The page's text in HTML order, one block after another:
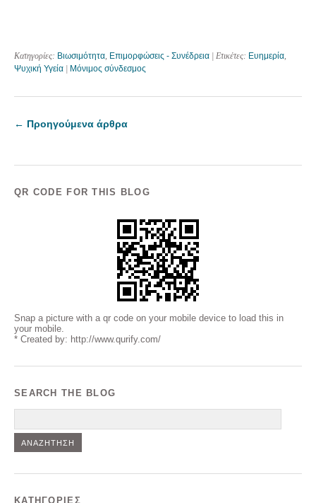
Κατηγορίες: Βιωσιμότητα, Επιμορφώσεις - Συνέδρεια | Ετικέτες: Ευημερία,
Ψυχική Υγεία
Μόνιμος σύνδεσμος
← Προηγούμενα άρθρα
QR CODE FOR THIS BLOG
Snap a picture with a qr code on your mobile device to load this in
your mobile.
* Created by: http://www.qurify.com/
SEARCH THE BLOG
KΑΤΗΓΟΡΊΕΣ